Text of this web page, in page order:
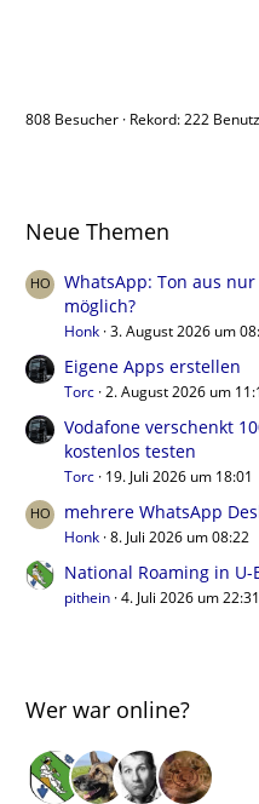
808 Besucher Rekord: 222
Neue Themen
WhatsApp: Ton aus
möglich?
Honk 3. August 2026 um
Eigene Apps erstellen
Torc 2. August 2026 um
Vodafone verschenkt
kostenlos testen
Torc 19. Juli 2026 um 18:01
mehrere WhatsApp
Honk 8. Juli 2026 um 08:22
National Roaming in U-
pithein 4. Juli 2026 um 22:31
Wer war online?